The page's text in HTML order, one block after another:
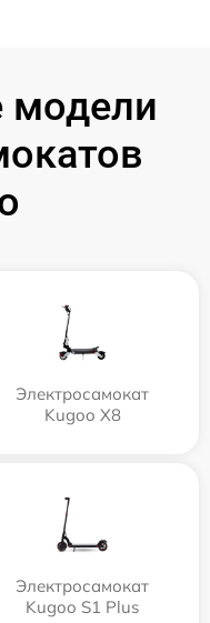
модели
Электросамокат
Kugoo X8
Электросамокат
Kugoo S1 Plus